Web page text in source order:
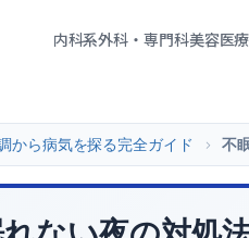
内科系外科・専門科美容医療
から病気を探る完全ガイド > 不